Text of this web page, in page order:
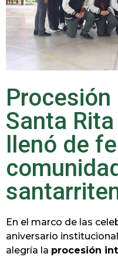
Santa
llenó de
En el marco de las
aniversario
alegría la procesión